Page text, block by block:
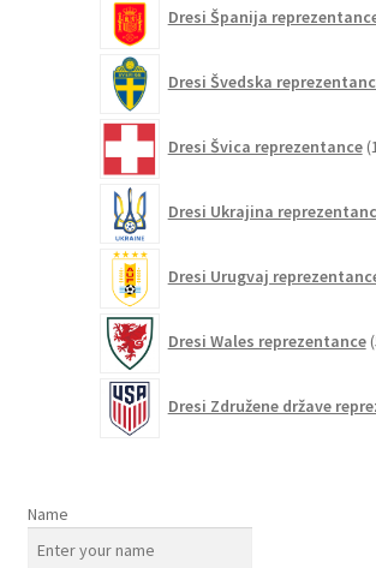
Dresi Španija
Dresi Švedska
Dresi Švica reprezentance
Dresi Ukrajina
Dresi Urugvaj
Dresi Wales reprezentance
Dresi Združene države
Name